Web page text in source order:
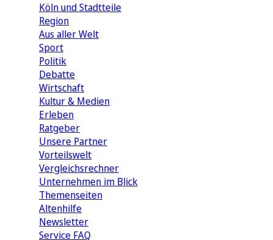
Köln und Stadtteile
Region
Aus aller Welt
Sport
Politik
Debatte
Wirtschaft
Kultur & Medien
Erleben
Ratgeber
Unsere Partner
Vorteilswelt
Vergleichsrechner
Unternehmen im Blick
Themenseiten
Altenhilfe
Newsletter
Service FAQ